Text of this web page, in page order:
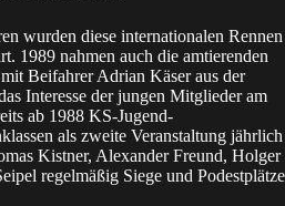
wurden diese internationalen Rennen
1989 nahmen auch die amtierenden
Beifahrer Adrian Käser aus der
Interesse der jungen Mitglieder am
ab 1988 KS-Jugend-
als zweite Veranstaltung jährlich
Kistner, Alexander Freund, Holger
regelmäßig Siege und Podestplätze